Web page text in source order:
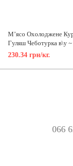
М’ясо Охолоджене
Гуляш Чеботурка в\у ~
230.34 грн/кг.
066